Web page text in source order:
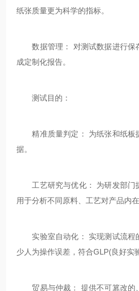
纸张质量更为科学的指标。
数据管理： 对测试数据进行保
成定制化报告。
测试目的：
精准质量判定： 为纸张和纸板
据。
工艺研究与优化： 为研发部门
用于分析不同原料、工艺对产品内
实验室自动化： 实现测试流程
少人为操作误差，符合GLP(良好实
贸易与仲裁： 提供不可篡改的